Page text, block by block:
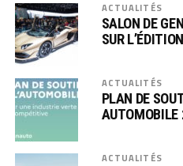
ACTUALITÉS
SALON DE
SUR
ACTUALITÉS
PLAN DE
AUTOMOBILE
ACTUALITÉS